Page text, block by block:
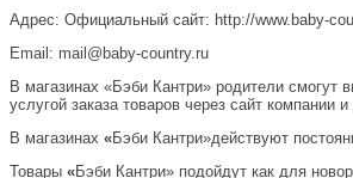
Адрес: Официальный сайт: http://www.baby-
Email: mail@baby-country.ru
В магазинах «Бэби Кантри» родители смогут
услугой заказа товаров через сайт
В магазинах «Бэби Кантри»действуют
Товары «Бэби Кантри» подойдут как для